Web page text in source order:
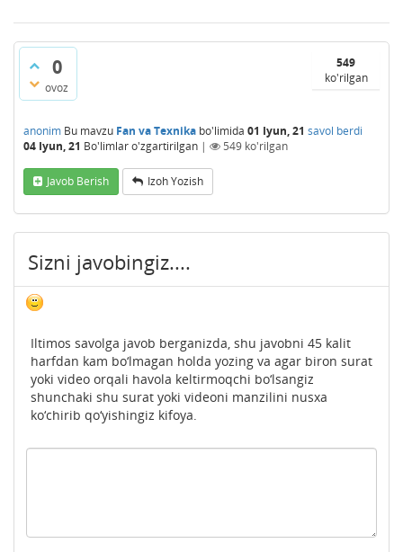
0
ovoz
549
ko'rilgan
anonim Bu mavzu Fan va Texnika bo'limida 01 Iyun, 21 savol berdi
04 Iyun, 21 Bo'limlar o'zgartirilgan | 549 ko'rilgan
Javob Berish Izoh Yozish
Sizni javobingiz....
Iltimos savolga javob berganizda, shu javobni 45 kalit
harfdan kam bo‘lmagan holda yozing va agar biron surat
yoki video orqali havola keltirmoqchi bo‘lsangiz
shunchaki shu surat yoki videoni manzilini nusxa
ko‘chirib qo‘yishingiz kifoya.